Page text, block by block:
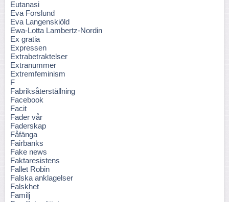
Eutanasi
Eva Forslund
Eva Langenskiöld
Ewa-Lotta Lambertz-Nordin
Ex gratia
Expressen
Extrabetraktelser
Extranummer
Extremfeminism
F
Fabriksåterställning
Facebook
Facit
Fader vår
Faderskap
Fåfänga
Fairbanks
Fake news
Faktaresistens
Fallet Robin
Falska anklagelser
Falskhet
Familj